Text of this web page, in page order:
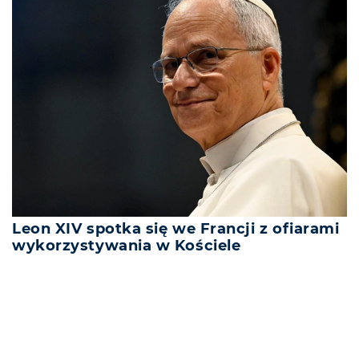
Leon XIV spotka się we Francji z ofiarami
wykorzystywania w Kościele